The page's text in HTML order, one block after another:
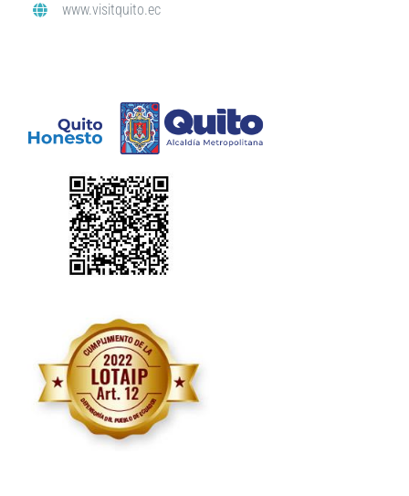
www.visitquito.ec